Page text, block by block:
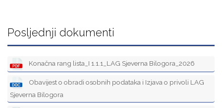
Posljednji dokumenti
Konačna rang lista_I 1.1.1_LAG Sjeverna Bilogora_2026
Obavijest o obradi osobnih podataka i Izjava o privoli LAG
Sjeverna Bilogora